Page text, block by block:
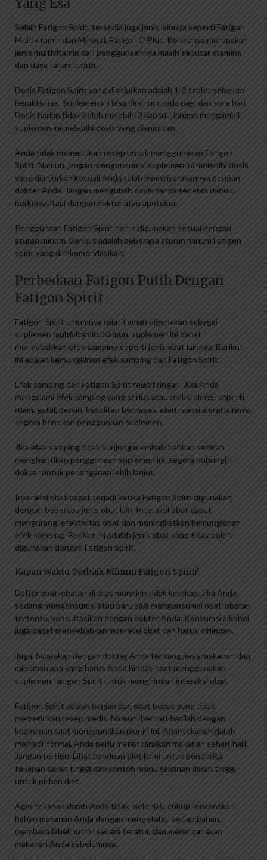
Yang Esa
Selain Fatigon Spirit, tersedia juga jenis lainnya seperti Fatigon
Multivitamin dan Mineral, Fatigon C-Plus. Ketiganya merupakan
jenis multivitamin dan penggunaannya masih seputar stamina
dan daya tahan tubuh.
Dosis Fatigon Spirit yang dianjurkan adalah 1-2 tablet sebelum
beraktivitas. Suplemen ini bisa diminum pada pagi dan sore hari.
Dosis harian tidak boleh melebihi 3 kapsul. Jangan mengambil
suplemen ini melebihi dosis yang dianjurkan.
Anda tidak memerlukan resep untuk menggunakan Fatigon
Spirit. Namun, jangan mengonsumsi suplemen ini melebihi dosis
yang dianjurkan kecuali Anda telah membicarakannya dengan
dokter Anda. Jangan mengubah dosis tanpa terlebih dahulu
berkonsultasi dengan dokter atau apoteker.
Penggunaan Fatigon Spirit harus digunakan sesuai dengan
aturan minum. Berikut adalah beberapa aturan minum Fatigon
spirit yang direkomendasikan:
Perbedaan Fatigon Putih Dengan
Fatigon Spirit
Fatigon Spirit umumnya relatif aman digunakan sebagai
suplemen multivitamin. Namun, suplemen ini dapat
menyebabkan efek samping seperti jenis obat lainnya. Berikut
ini adalah kemungkinan efek samping dari Fatigon Spirit.
Efek samping dari Fatigon Spirit relatif ringan. Jika Anda
mengalami efek samping yang serius atau reaksi alergi, seperti
ruam, gatal, bersin, kesulitan bernapas, atau reaksi alergi lainnya,
segera hentikan penggunaan suplemen.
Jika efek samping tidak kunjung membaik bahkan setelah
menghentikan penggunaan suplemen ini, segera hubungi
dokter untuk penanganan lebih lanjut.
Interaksi obat dapat terjadi ketika Fatigon Spirit digunakan
dengan beberapa jenis obat lain. Interaksi obat dapat
mengurangi efektivitas obat dan meningkatkan kemungkinan
efek samping. Berikut ini adalah jenis obat yang tidak boleh
digunakan dengan Fatigon Spirit.
Kapan Waktu Terbaik Minum Fatigon Spirit?
Daftar obat-obatan di atas mungkin tidak lengkap. Jika Anda
sedang mengonsumsi atau baru saja mengonsumsi obat-obatan
tertentu, konsultasikan dengan dokter Anda. Konsumsi alkohol
juga dapat menyebabkan interaksi obat dan harus dihindari.
Juga, bicarakan dengan dokter Anda tentang jenis makanan dan
minuman apa yang harus Anda hindari saat menggunakan
suplemen Fatigon Spirit untuk menghindari interaksi obat.
Fatigon Spirit adalah bagian dari obat bebas yang tidak
memerlukan resep medis. Namun, berhati-hatilah dengan
keamanan saat menggunakan plugin ini. Agar tekanan darah
menjadi normal, Anda perlu merencanakan makanan sehari-hari.
Jangan tertipu. Lihat panduan diet kami untuk penderita
tekanan darah tinggi dan contoh menu tekanan darah tinggi
untuk pilihan diet.
Agar tekanan darah Anda tidak melonjak, cukup rencanakan
bahan makanan Anda dengan mengetahui setiap bahan,
membaca label nutrisi secara teratur, dan merencanakan
makanan Anda sebelumnya.